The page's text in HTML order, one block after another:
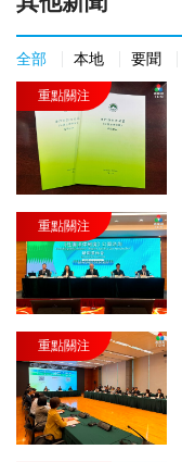
全部 本地 要聞